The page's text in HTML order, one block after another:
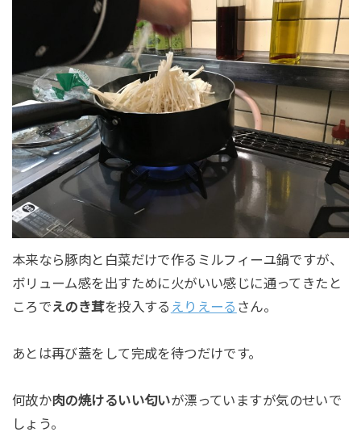
本来なら豚肉と白菜だけで作るミルフィーユ鍋ですが、
ボリューム感を出すために火がいい感じに通ってきたと
ころでえのき茸を投入する えりえーる さん。
あとは再び蓋をして完成を待つだけです。
何故か肉の焼けるいい匂いが漂っていますが気のせいで
しょう。